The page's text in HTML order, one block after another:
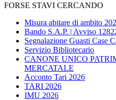
FORSE STAVI CERCANDO
Misura abitare di ambito
Bando S.A.P. | Avviso
Segnalazione Guasti Case
Servizio Bibliotecario
CANONE UNICO
MERCATALE
Acconto Tari 2026
TARI 2026
IMU 2026